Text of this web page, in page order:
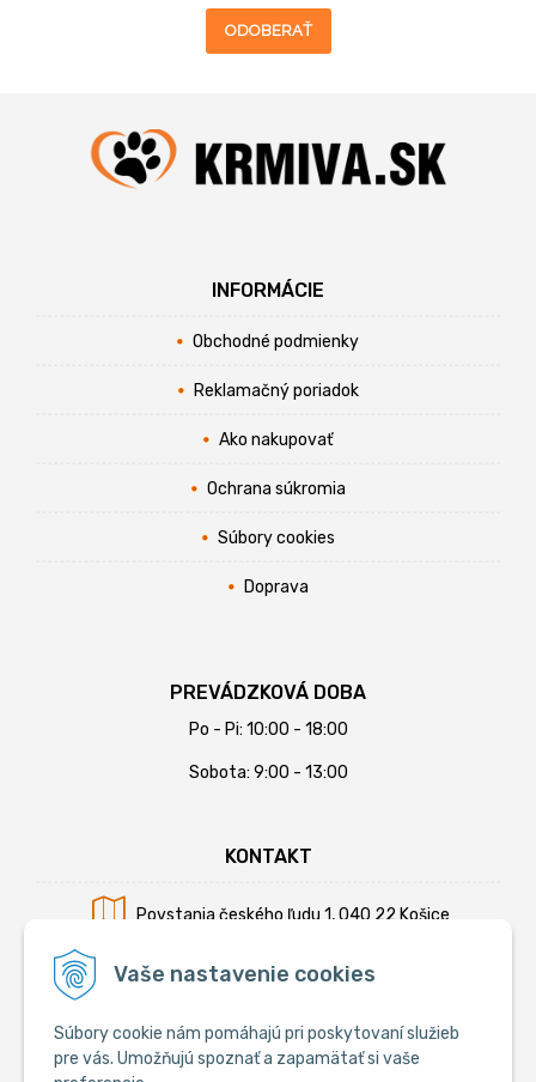
Vaše nastavenie cookies
Súbory cookie nám pomáhajú pri poskytovaní služieb
pre vás. Umožňujú spoznať a zapamätať si vaše
ODOBERAŤ
INFORMÁCIE
Obchodné podmienky
Reklamačný poriadok
Ako nakupovať
Ochrana súkromia
Súbory cookies
Doprava
PREVÁDZKOVÁ DOBA
Po - Pi: 10:00 - 18:00
Sobota: 9:00 - 13:00
KONTAKT
Povstania českého ľudu 1, 040 22 Košice
Mobil:+421 902 794 355
E-mail:info@krmiva.sk